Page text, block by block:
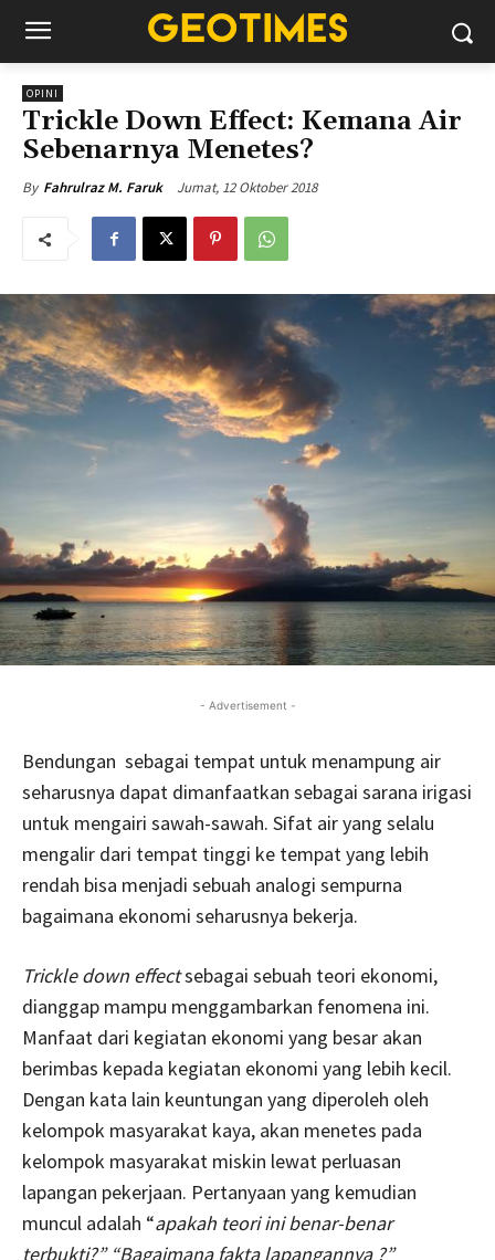
OPINI
Trickle Down Effect: Kemana Air
Sebenarnya Menetes?
By Fahrulraz M. Faruk Jumat, 12 Oktober 2018
- Advertisement -
Bendungan sebagai tempat untuk menampung air
seharusnya dapat dimanfaatkan sebagai sarana irigasi
untuk mengairi sawah-sawah. Sifat air yang selalu
mengalir dari tempat tinggi ke tempat yang lebih
rendah bisa menjadi sebuah analogi sempurna
bagaimana ekonomi seharusnya bekerja.
Trickle down effectsebagai sebuah teori ekonomi,
dianggap mampu menggambarkan fenomena ini.
Manfaat dari kegiatan ekonomi yang besar akan
berimbas kepada kegiatan ekonomi yang lebih kecil.
Dengan kata lain keuntungan yang diperoleh oleh
kelompok masyarakat kaya, akan menetes pada
kelompok masyarakat miskin lewat perluasan
lapangan pekerjaan. Pertanyaan yang kemudian
muncul adalah “apakah teori ini benar-benar
terbukti?” “Bagaimana fakta lapangannya ?”